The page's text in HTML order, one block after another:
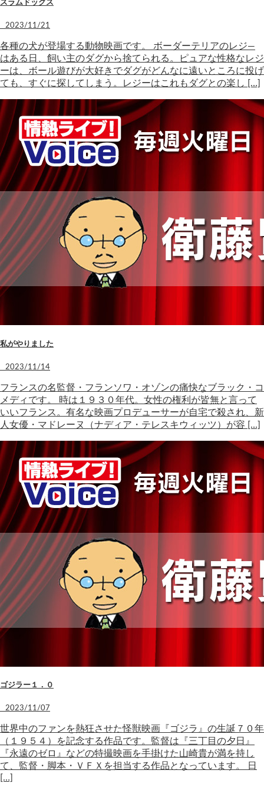
スラムドッグス
2023/11/21
各種の犬が登場する動物映画です。 ボーダーテリアのレジ―
はある日、飼い主のダグから捨てられる。ピュアな性格なレジ
ーは、ボール遊びが大好きでダグがどんなに遠いところに投げ
ても、すぐに探してしまう。レジーはこれもダグとの楽し […]
私がやりました
2023/11/14
フランスの名監督・フランソワ・オゾンの痛快なブラック・コ
メディです。 時は１９３０年代。女性の権利が皆無と言って
いいフランス。有名な映画プロデューサーが自宅で殺され、新
人女優・マドレーヌ（ナディア・テレスキウィッツ）が容 […]
ゴジラー１．０
2023/11/07
世界中のファンを熱狂させた怪獣映画『ゴジラ』の生誕７０年
（１９５４）を記念する作品です。監督は『三丁目の夕日』
『永遠のゼロ』などの特撮映画を手掛けた山崎貴が満を持し
て、監督・脚本・ＶＦＸを担当する作品となっています。 日
[…]